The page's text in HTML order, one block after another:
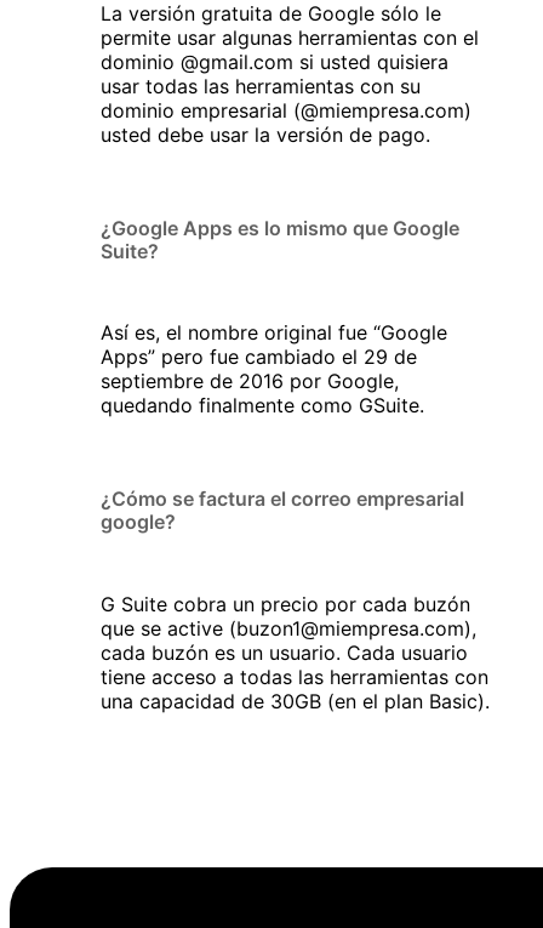
La versión gratuita de Google sólo le
permite usar algunas herramientas con el
dominio @gmail.com si usted quisiera
usar todas las herramientas con su
dominio empresarial (@miempresa.com)
usted debe usar la versión de pago.
¿Google Apps es lo mismo que Google
Suite?
Así es, el nombre original fue “Google
Apps” pero fue cambiado el 29 de
septiembre de 2016 por Google,
quedando finalmente como GSuite.
¿Cómo se factura el correo empresarial
google?
G Suite cobra un precio por cada buzón
que se active (buzon1@miempresa.com),
cada buzón es un usuario. Cada usuario
tiene acceso a todas las herramientas con
una capacidad de 30GB (en el plan Basic).